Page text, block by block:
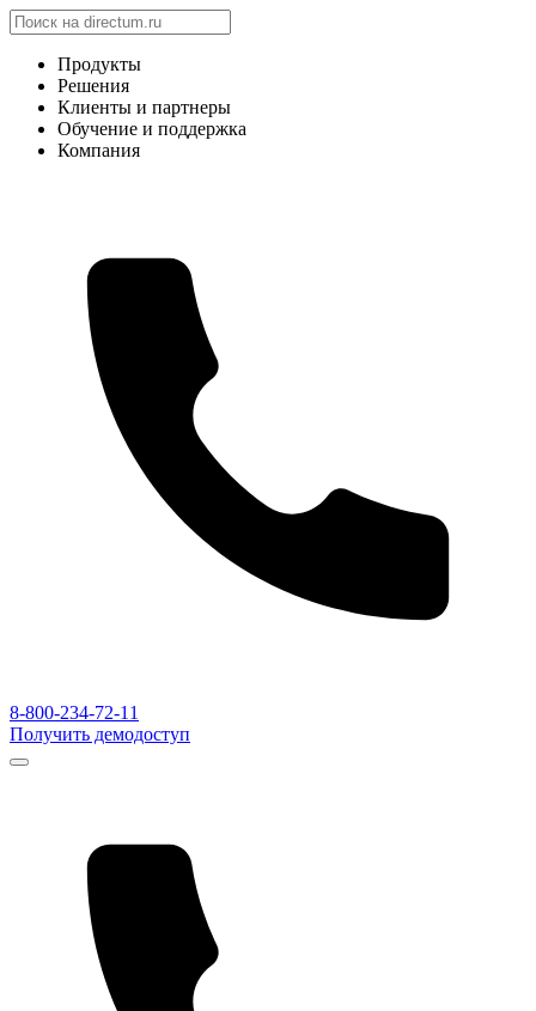
Продукты
Решения
Клиенты и партнеры
Обучение и поддержка
Компания
8-800-234-72-11
Получить демодоступ